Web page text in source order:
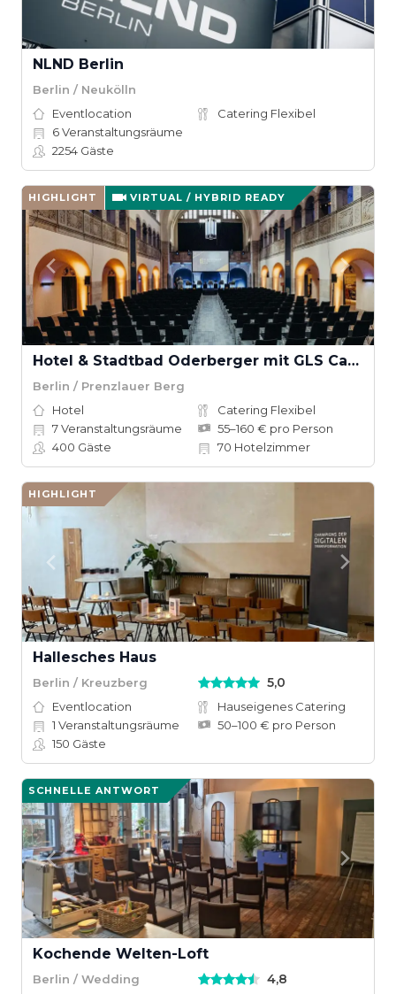
NLND Berlin
Berlin / Neukölln
Eventlocation
Catering Flexibel
6Veranstaltungsräume
2254 Gäste
HIGHLIGHT VIRTUAL / HYBRID READY
Hotel & Stadtbad Oderberger mit GLS Campus Berlin
Berlin / Prenzlauer Berg
Hotel
Catering Flexibel
7Veranstaltungsräume
55–160 € pro Person
400 Gäste 70 Hotelzimmer
HIGHLIGHT
Hallesches Haus
Berlin / Kreuzberg 5,0
Eventlocation
Hauseigenes Catering
1 Veranstaltungsräume
50–100 € pro Person
150 Gäste
SCHNELLE ANTWORT
Kochende Welten-Loft
Berlin / Wedding 4,8